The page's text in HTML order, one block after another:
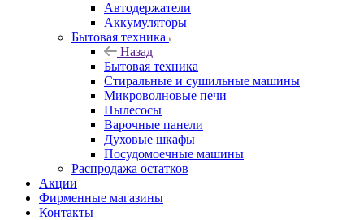
Автодержатели
Аккумуляторы
Бытовая техника
Назад
Бытовая техника
Стиральные и сушильные машины
Микроволновые печи
Пылесосы
Варочные панели
Духовые шкафы
Посудомоечные машины
Распродажа остатков
Акции
Фирменные магазины
Контакты